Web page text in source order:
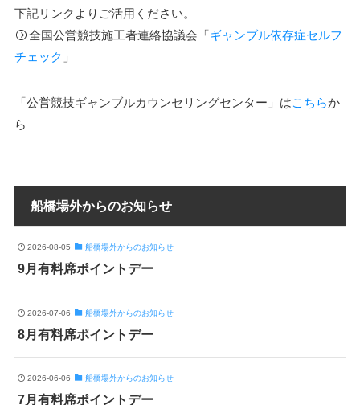
下記リンクよりご活用ください。
全国公営競技施工者連絡協議会「ギャンブル依存症セルフ
チェック 」
「公営競技ギャンブルカウンセリングセンター」はこちらか
ら
船橋場外からのお知らせ
2026-08-05 船橋場外からのお知らせ
9月有料席ポイントデー
2026-07-06 船橋場外からのお知らせ
8月有料席ポイントデー
2026-06-06 船橋場外からのお知らせ
7月有料席ポイントデー